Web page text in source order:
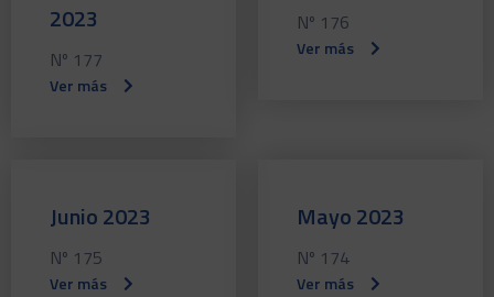
2023
Nº 177
Ver más
Nº 176
Ver más
Junio 2023
Nº 175
Ver más
Mayo 2023
Nº 174
Ver más